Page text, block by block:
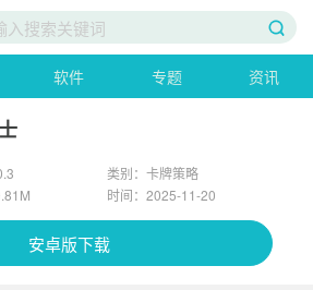
软件 专题 资讯
类别：卡牌策略
时间：2025-11-20
安卓版下载